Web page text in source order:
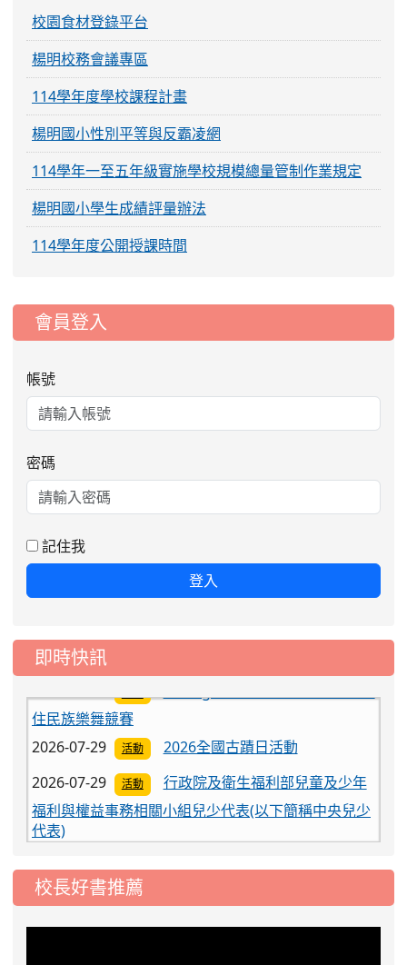
校園食材登錄平台
楊明校務會議專區
114學年度學校課程計畫
楊明國小性別平等與反霸凌網
114學年一至五年級實施學校規模總量管制作業規定
楊明國小學生成績評量辦法
114學年度公開授課時間
::: 會員登入
帳號
密碼
記住我
登入
即時快訊
2026-07-29 活動
台灣藝術館 學生音樂比賽
2026-07-29
活動
【rangu】115年度第二屆全國原
住民族樂舞競賽
2026-07-29
活動
福利與權益事務相關小組兒少代表(以下簡稱中央兒少
代表)
2026-07-29
活動
2026桃園藝術巡演龍潭場-宋坤傳
藝《酬神》擊樂表演
2026-07-29
活動
2026-07-29
【rangu】115年度第二屆全國原
校長好書推薦